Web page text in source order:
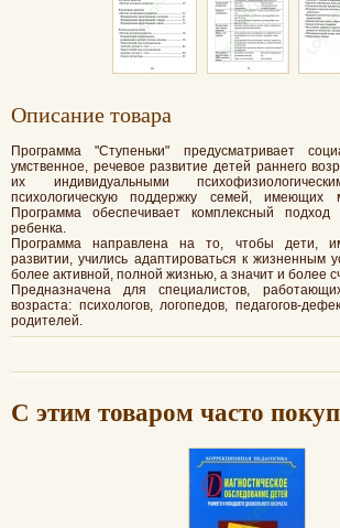
Oписание товара
Программа "Ступеньки" предусматривает
умственное, речевое развитие детей раннего
их индивидуальными
психологическую поддержку семей,
Программа обеспечивает комплексный
ребенка.
Программа направлена на то, чтобы дети,
развитии, учились адаптироваться к жизненным
более активной, полной жизнью, а значит и более
Предназначена для специалистов,
возраста: психологов, логопедов, педагогов-
родителей.
С этим товаром часто